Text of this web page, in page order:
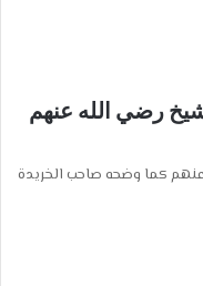
رضي الله عنهم
كما وضحه صاحب الخريدة